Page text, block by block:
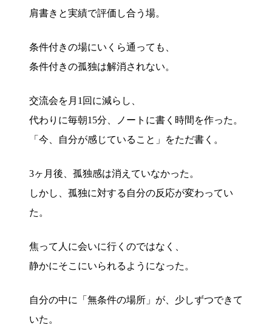
肩書きと実績で評価し合う場。
条件付きの場にいくら通っても、
条件付きの孤独は解消されない。
交流会を月1回に減らし、
代わりに毎朝15分、ノートに書く時間を作った。
「今、自分が感じていること」をただ書く。
3ヶ月後、孤独感は消えていなかった。
しかし、孤独に対する自分の反応が変わってい
た。
焦って人に会いに行くのではなく、
静かにそこにいられるようになった。
自分の中に「無条件の場所」が、少しずつできて
いた。